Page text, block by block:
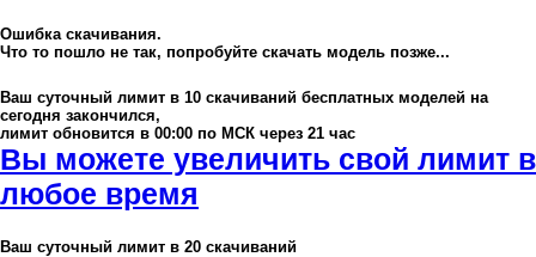
Ошибка скачивания.
Что то пошло не так, попробуйте скачать модель позже...
Ваш суточный лимит в 10 скачиваний бесплатных моделей на
сегодня закончился,
лимит обновится в 00:00 по МСК через 21 час
Вы можете увеличить свой лимит в
любое время
Ваш суточный лимит в 20 скачиваний